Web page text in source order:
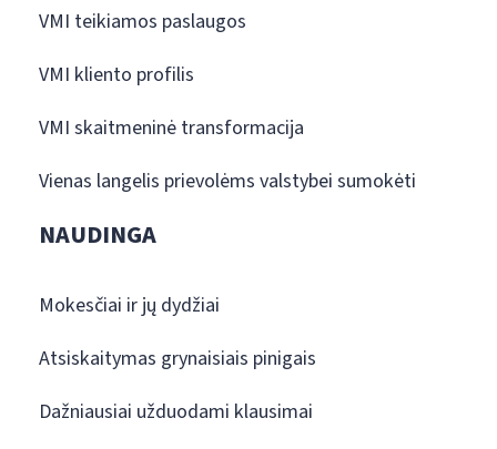
VMI teikiamos paslaugos
VMI kliento profilis
VMI skaitmeninė transformacija
Vienas langelis prievolėms valstybei sumokėti
NAUDINGA
Mokesčiai ir jų dydžiai
Atsiskaitymas grynaisiais pinigais
Dažniausiai užduodami klausimai